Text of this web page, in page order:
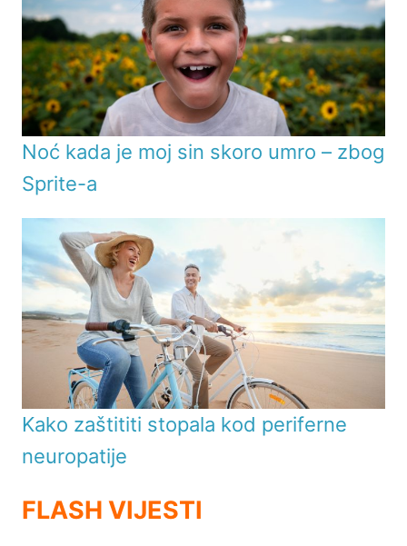
Noć kada je moj sin skoro umro – zbog
Sprite-a
Kako zaštititi stopala kod periferne
neuropatije
FLASH VIJESTI